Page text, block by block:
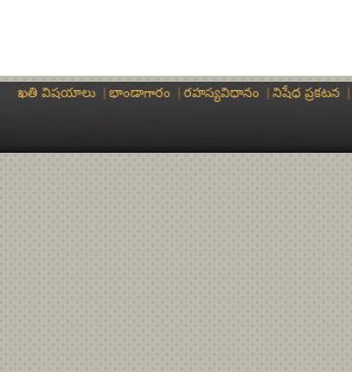
ఖతి విషయాలు | భాండాగారం | రహస్యవిధానం | నిషేధ ప్రకటన |